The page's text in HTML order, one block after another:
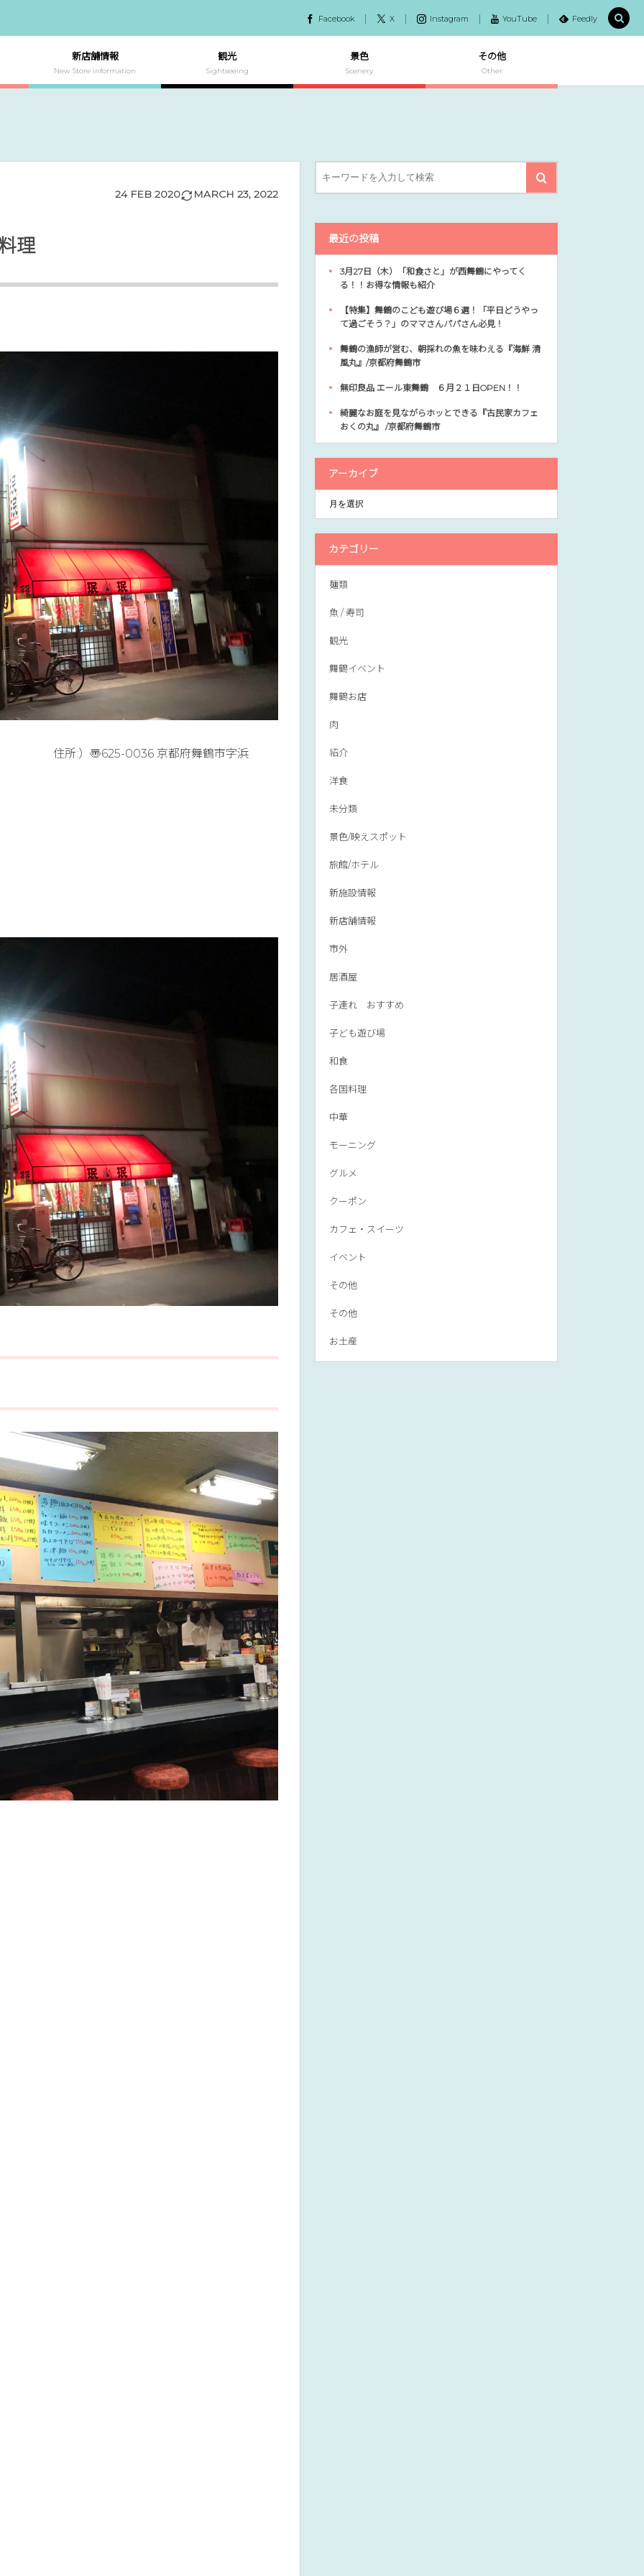
Facebook X Instagram YouTube Feedly
新店舗情報
New Store information
観光
Sightseeing
景色
Scenery
その他
Other
24 FEB 2020 MARCH 23, 2022
理
0036 京都府舞鶴市字浜
最近の投稿
3月27日（木）「和食さと」が西舞鶴にやってく
る！！お得な情報も紹介
【特集】舞鶴のこども遊び場６選！「平日どうやっ
て過ごそう？」のママさんパパさん必見！
舞鶴の漁師が営む、朝採れの魚を味わえる『海鮮 清
風丸』/京都府舞鶴市
無印良品 エール東舞鶴 ６月２１日OPEN！！
綺麗なお庭を見ながらホッとできる『古民家カフェ
おくの丸』 /京都府舞鶴市
アーカイブ
カテゴリー
麺類
魚 / 寿司
観光
舞鶴イベント
舞鶴お店
肉
紹介
洋食
未分類
景色/映えスポット
旅館/ホテル
新施設情報
新店舗情報
市外
居酒屋
子連れ おすすめ
子ども遊び場
和食
各国料理
中華
モーニング
グルメ
クーポン
カフェ・スイーツ
イベント
その他
その他
お土産